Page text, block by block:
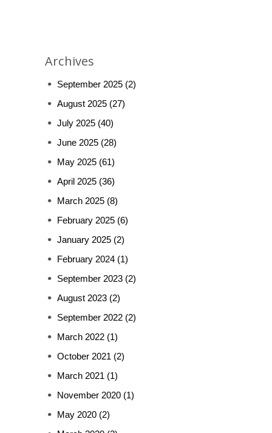
Archives
September 2025 (2)
August 2025 (27)
July 2025 (40)
June 2025 (28)
May 2025 (61)
April 2025 (36)
March 2025 (8)
February 2025 (6)
January 2025 (2)
February 2024 (1)
September 2023 (2)
August 2023 (2)
September 2022 (2)
March 2022 (1)
October 2021 (2)
March 2021 (1)
November 2020 (1)
May 2020 (2)